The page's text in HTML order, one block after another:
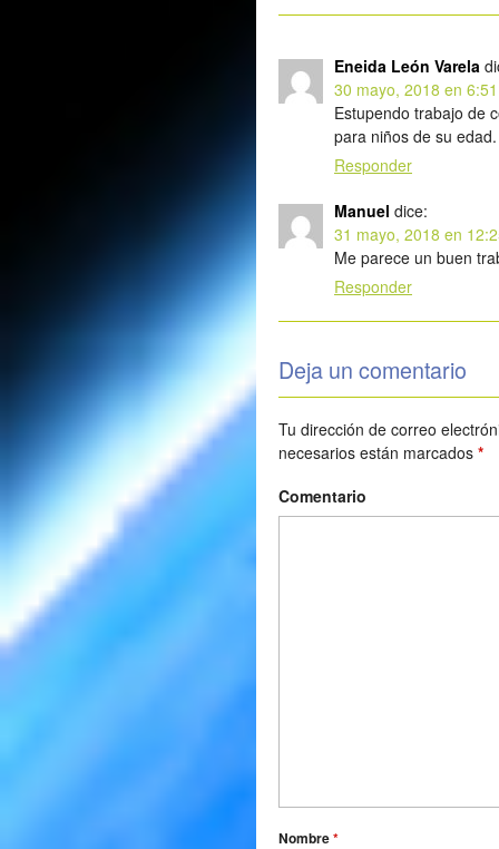
Eneida León Varela
30 mayo, 2018 en
Estupendo trabajo de
para niños de su
Responder
Manuel dice:
31 mayo, 2018 en
Me parece un buen
Responder
Deja un comentario
Tu dirección de correo
necesarios están marcados *
Comentario
Nombre*